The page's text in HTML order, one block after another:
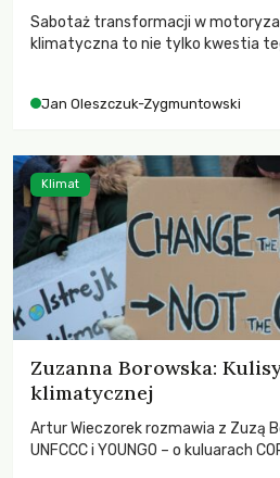
Sabotaż transformacji w
klimatyczna to nie tylko kwestia
Jan Oleszczuk-Zygmuntowski
Zuzanna Borowska:
klimatycznej
Artur Wieczorek rozmawia z Zuzą
UNFCCC i YOUNGO – o kuluarach
Klimat